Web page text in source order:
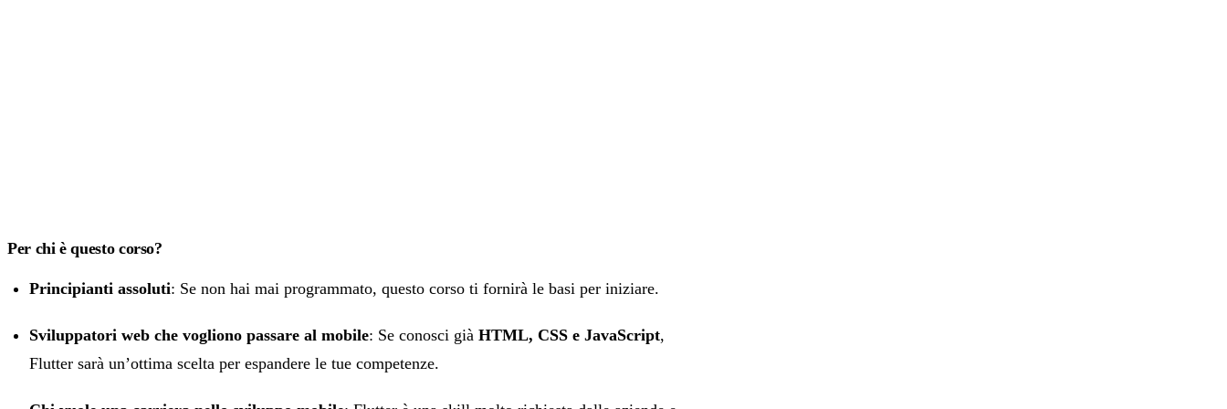
Per chi è questo corso?
Principianti assoluti: Se non hai mai programmato, questo corso ti fornirà le basi per iniziare.
Sviluppatori web che vogliono passare al mobile: Se conosci già HTML, CSS e JavaScript,
Flutter sarà un’ottima scelta per espandere le tue competenze.